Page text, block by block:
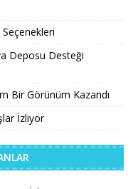
Seçenekleri
Deposu Desteği
Bir Görünüm Kazandı
İzliyor